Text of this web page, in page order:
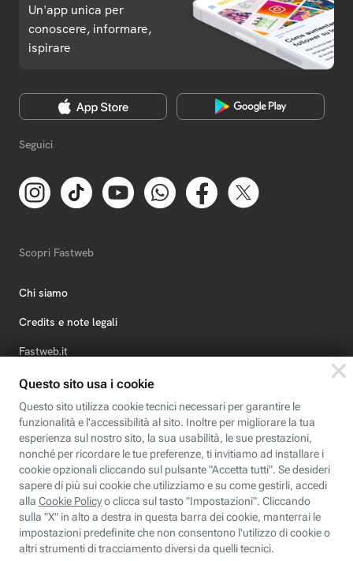
Un'app unica per
conoscere, informare,
ispirare
Seguici
Scopri Fastweb
Chi siamo
Credits e note legali
Fastweb.it
Formazione
Fastweb Digital Academy
STEP FuturAbility District
Insieme, siamo futuro